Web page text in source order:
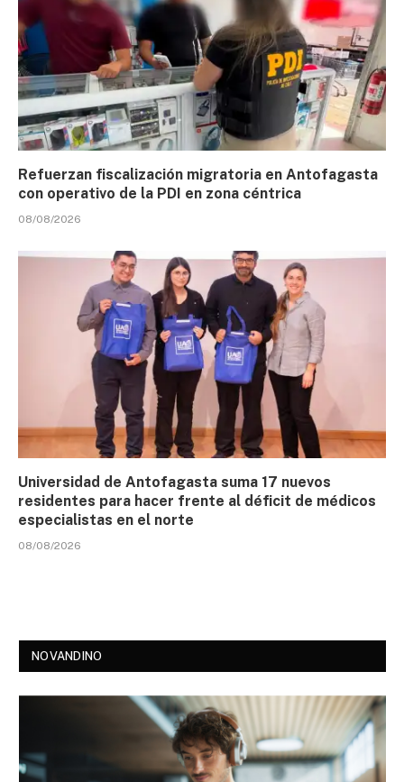
Refuerzan fiscalización migratoria en Antofagasta
con operativo de la PDI en zona céntrica
08/08/2026
Universidad de Antofagasta suma 17 nuevos
residentes para hacer frente al déficit de médicos
especialistas en el norte
08/08/2026
NOVANDINO